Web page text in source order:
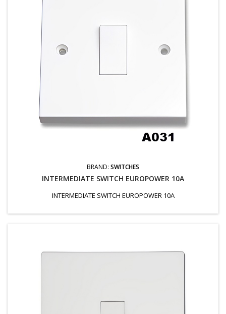
BRAND: SWITCHES
INTERMEDIATE SWITCH EUROPOWER 10A
INTERMEDIATE SWITCH EUROPOWER 10A